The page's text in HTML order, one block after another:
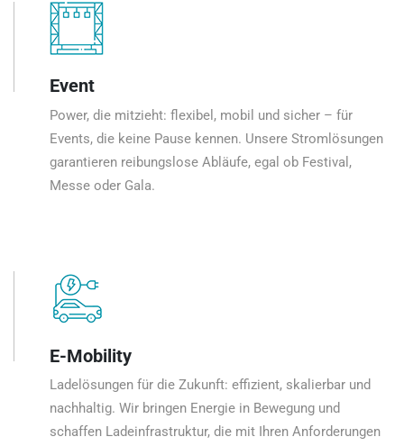
Event
Power, die mitzieht: flexibel, mobil und sicher – für
Events, die keine Pause kennen. Unsere Stromlösungen
garantieren reibungslose Abläufe, egal ob Festival,
Messe oder Gala.
E-Mobility
Ladelösungen für die Zukunft: effizient, skalierbar und
nachhaltig. Wir bringen Energie in Bewegung und
schaffen Ladeinfrastruktur, die mit Ihren Anforderungen